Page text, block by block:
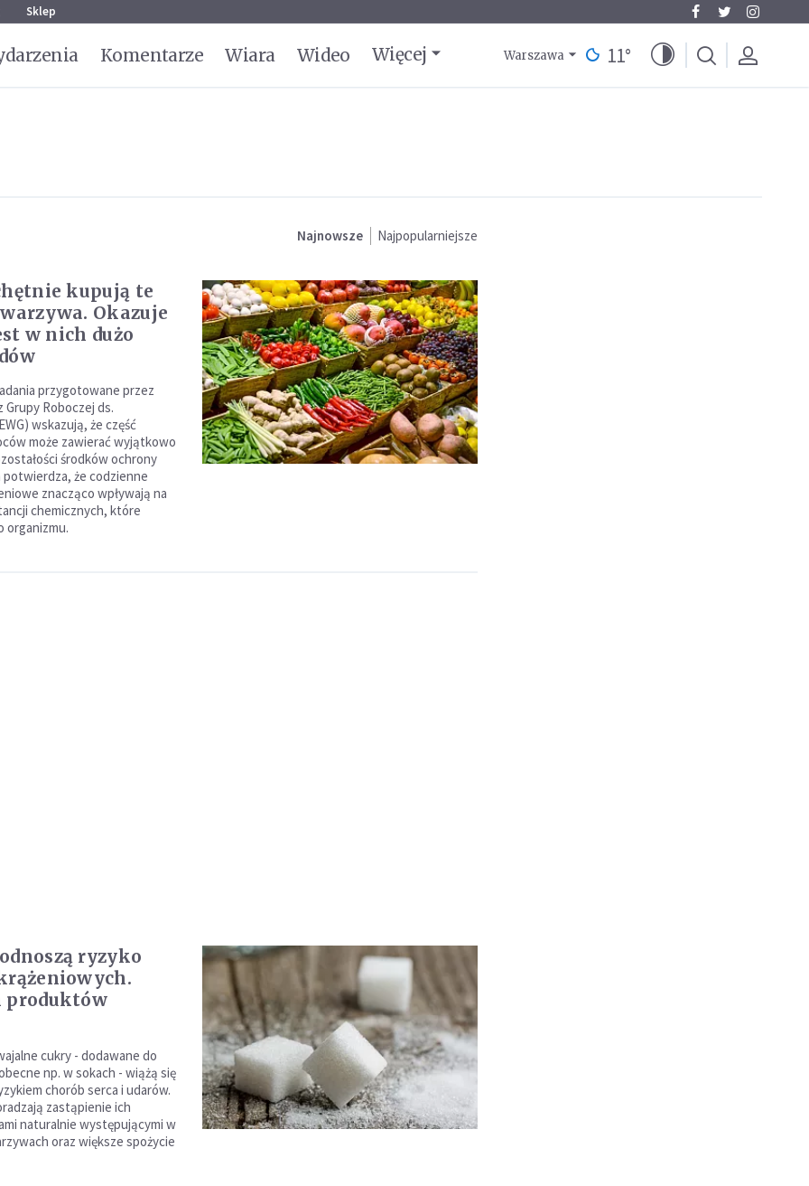
Sklep
Komentarze Wiara Wideo Więcej Warszawa 11°
Najnowsze Najpopularniejsze
kupują te
Okazuje
w nich dużo
przygotowane przez
Roboczej ds.
wskazują, że część
może zawierać wyjątkowo
środków ochrony
potwierdza, że codzienne
znacząco wpływają na
chemicznych, które
organizmu.
ryzyko
produktów
cukry - dodawane do
np. w sokach - wiążą się
chorób serca i udarów.
zastąpienie ich
naturalnie występującymi w
oraz większe spożycie